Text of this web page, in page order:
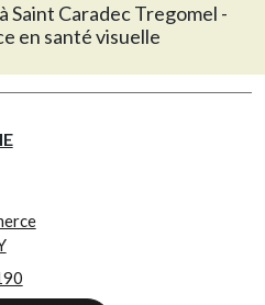
Saint Caradec Tregomel -
en santé visuelle